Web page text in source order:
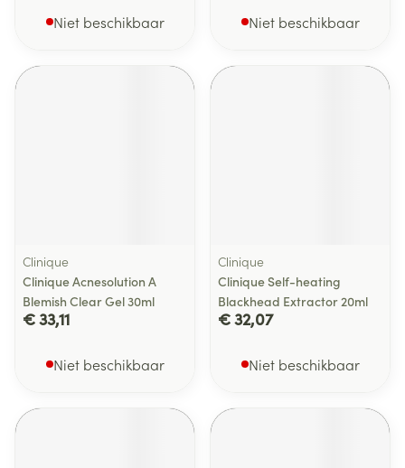
Niet beschikbaar Niet beschikbaar
Clinique
Clinique Acnesolution A
Blemish Clear Gel 30ml
€ 33,11
Niet beschikbaar
Clinique
Clinique Self-heating
Blackhead Extractor 20ml
€ 32,07
Niet beschikbaar